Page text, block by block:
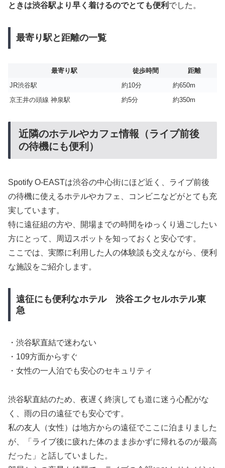
ときは渋谷駅より早く着けるのでとても便利 でした。
最寄り駅と距離の一覧
最寄り駅 徒歩時間
距離
JR渋谷駅
約10分
約650m
京王井の頭線 神泉駅
約5分 約350m
近隣のホテルやカフェ情報（ライブ前後
の待機にも便利）
Spotify O-EASTは渋谷の中心街にほど近く、ライブ前後
の待機に使えるホテルやカフェ、コンビニなどがとても充
実しています。
特に遠征組の方や、開場までの時間をゆっくり過ごしたい
方にとって、周辺スポットを知っておくと安心です。
ここでは、実際に利用した人の体験談も交えながら、便利
な施設をご紹介します。
遠征にも便利なホテル 渋谷エクセルホテル東
急
・渋谷駅直結で迷わない
・109方面からすぐ
・女性の一人泊でも安心のセキュリティ
渋谷駅直結のため、夜遅く終演しても道に迷う心配がな
く、雨の日の遠征でも安心です。
私の友人（女性）は地方からの遠征でここに泊まりました
が、「ライブ後に疲れた体のまま歩かずに帰れるのが最高
だった」と話していました。